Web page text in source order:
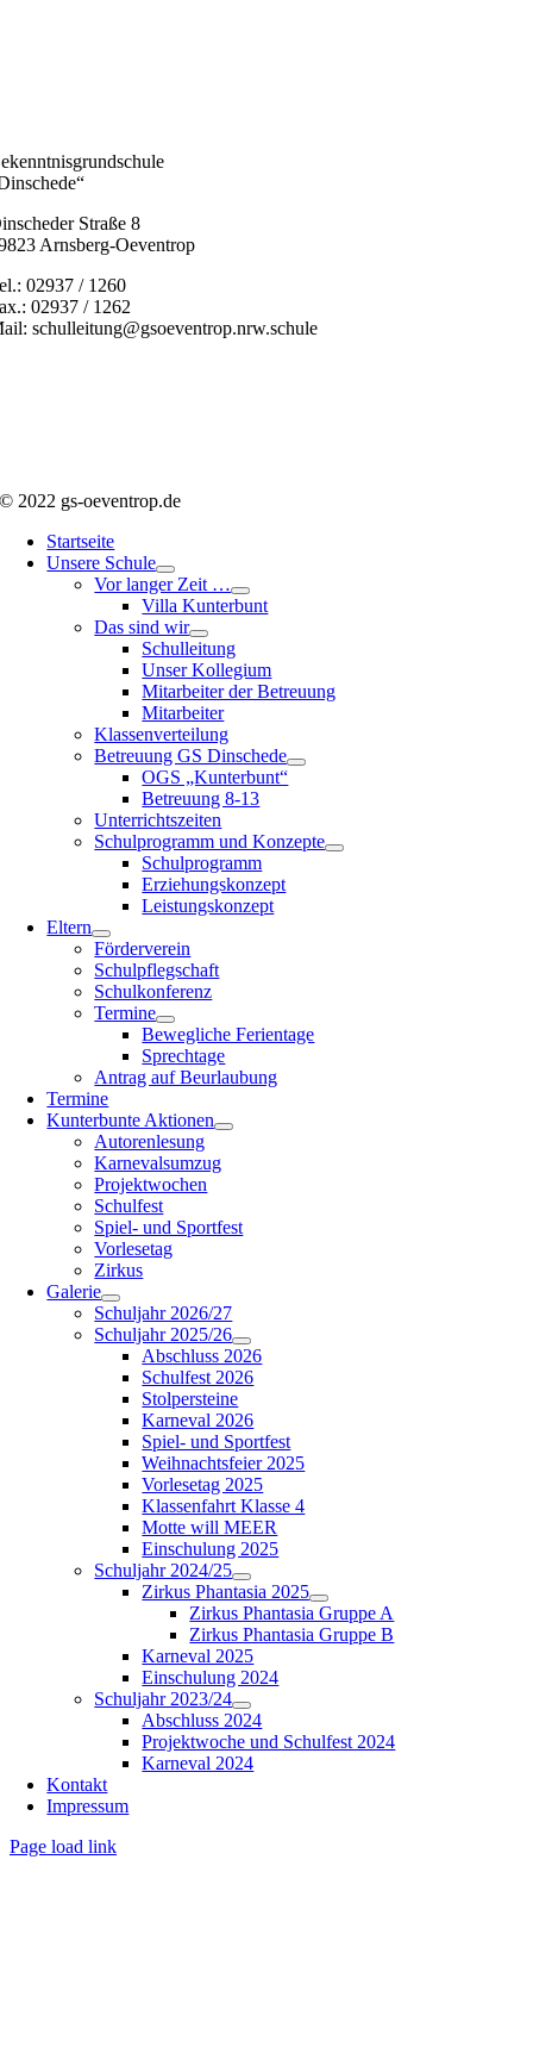
Straße 8
Arnsberg-Oeventrop
02937 / 1260
02937 / 1262
schulleitung@gsoeventrop.nrw.schule
© 2022 gs-oeventrop.de
Startseite
Unsere Schule
Vor langer Zeit …
Villa Kunterbunt
Das sind wir
Schulleitung
Unser Kollegium
Mitarbeiter der Betreuung
Mitarbeiter
Klassenverteilung
Betreuung GS Dinschede
OGS „Kunterbunt“
Betreuung 8-13
Unterrichtszeiten
Schulprogramm und Konzepte
Schulprogramm
Erziehungskonzept
Leistungskonzept
Eltern
Förderverein
Schulpflegschaft
Schulkonferenz
Termine
Bewegliche Ferientage
Sprechtage
Antrag auf Beurlaubung
Termine
Kunterbunte Aktionen
Autorenlesung
Karnevalsumzug
Projektwochen
Schulfest
Spiel- und Sportfest
Vorlesetag
Zirkus
Galerie
Schuljahr 2026/27
Schuljahr 2025/26
Abschluss 2026
Schulfest 2026
Stolpersteine
Karneval 2026
Spiel- und Sportfest
Weihnachtsfeier 2025
Vorlesetag 2025
Klassenfahrt Klasse 4
Motte will MEER
Einschulung 2025
Schuljahr 2024/25
Zirkus Phantasia 2025
Zirkus Phantasia Gruppe A
Zirkus Phantasia Gruppe B
Karneval 2025
Einschulung 2024
Schuljahr 2023/24
Abschluss 2024
Projektwoche und Schulfest 2024
Karneval 2024
Kontakt
Impressum
Page load link